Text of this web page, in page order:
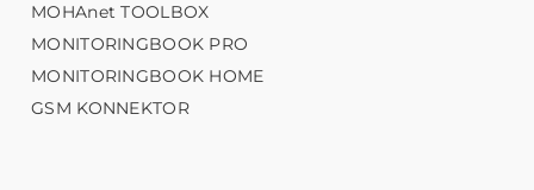
MOHAnet TOOLBOX
MONITORINGBOOK PRO
MONITORINGBOOK HOME
GSM KONNEKTOR